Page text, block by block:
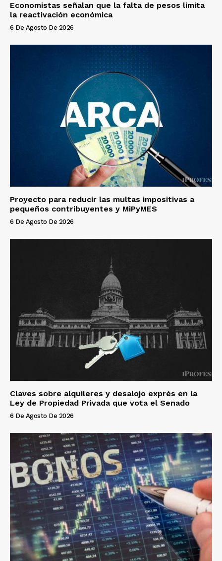
Economistas señalan que la falta de pesos limita
la reactivación económica
6 De Agosto De 2026
Proyecto para reducir las multas impositivas a
pequeños contribuyentes y MiPyMES
6 De Agosto De 2026
Claves sobre alquileres y desalojo exprés en la
Ley de Propiedad Privada que vota el Senado
6 De Agosto De 2026